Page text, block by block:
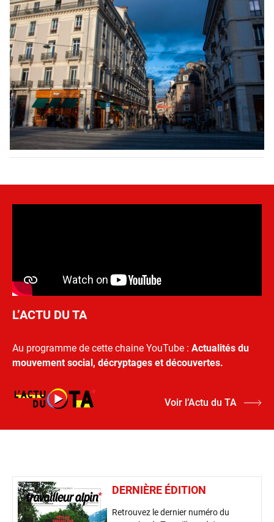
L’ACTU DU TA
Au programme de cette chaine YouTube : Actualités du
mouvement social, décryptages et découvertes.
Voir l’Actu du TA
DERNIÈRE ÉDITION
Retrouvez le dernier numéro du